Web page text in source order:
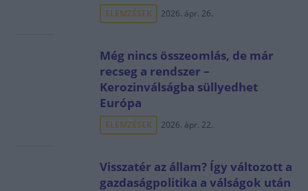
ELEMZÉSEK 2026. ápr. 26.
Még nincs összeomlás, de már
recseg a rendszer –
Kerozinválságba süllyedhet
Európa
ELEMZÉSEK 2026. ápr. 22.
Visszatér az állam? Így változott a
gazdaságpolitika a válságok után